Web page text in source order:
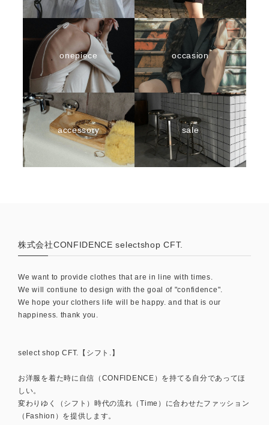
onepiece occasion
accessory sale
株式会社CONFIDENCE selectshop CFT.
We want to provide clothes that are in line with times.
We will contiune to design with the goal of "confidence".
We hope your clothers life will be happy. and that is our
happiness. thank you.
select shop CFT.【シフト.】
お洋服を着た時に自信（CONFIDENCE）を持てる自分であってほ
しい。
変わりゆく（シフト）時代の流れ（Time）に合わせたファッション
（Fashion）を提供します。